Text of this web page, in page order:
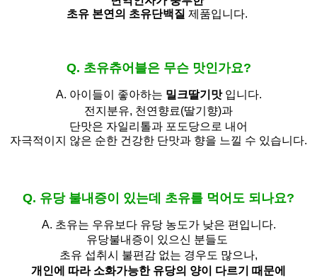
초유 본연의 초유단백질 제품입니다.
Q. 초유츄어블은 무슨 맛인가요?
A. 아이들이 좋아하는 밀크딸기맛입니다.
전지분유, 천연향료(딸기향)과
단맛은 자일리톨과 포도당으로 내어
자극적이지 않은 순한 건강한 단맛과 향을 느낄 수 있습니다.
Q. 유당 불내증이 있는데 초유를 먹어도 되나요?
A. 초유는 우유보다 유당 농도가 낮은 편입니다.
유당불내증이 있으신 분들도
초유 섭취시 불편감 없는 경우도 많으나,
개인에 따라 소화가능한 유당의 양이 다르기 때문에